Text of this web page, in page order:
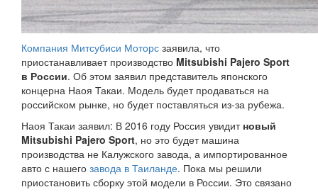
Компания Митсубиси Моторс заявила, что
приостанавливает производство Mitsubishi Pajero Sport
в России. Об этом заявил представитель японского
концерна Наоя Такаи. Модель будет продаваться на
российском рынке, но будет поставляться из-за рубежа.
Наоя Такаи заявил: В 2016 году Россия увидит новый
Mitsubishi Pajero Sport, но это будет машина
производства не Калужского завода, а импортированное
авто с нашего завода в Таиланде. Пока мы решили
приостановить сборку этой модели в России. Это связано